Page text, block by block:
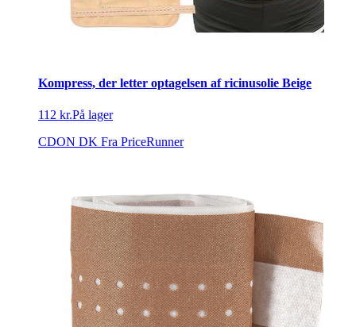
Kompress, der letter optagelsen af ricinusolie Beige
112 kr.På lager
CDON DK Fra PriceRunner